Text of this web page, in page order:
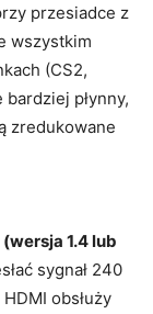
przesiadce z
wszystkim
(CS2,
płynny,
zredukowane
1.4 lub
sygnał 240
obsłuży